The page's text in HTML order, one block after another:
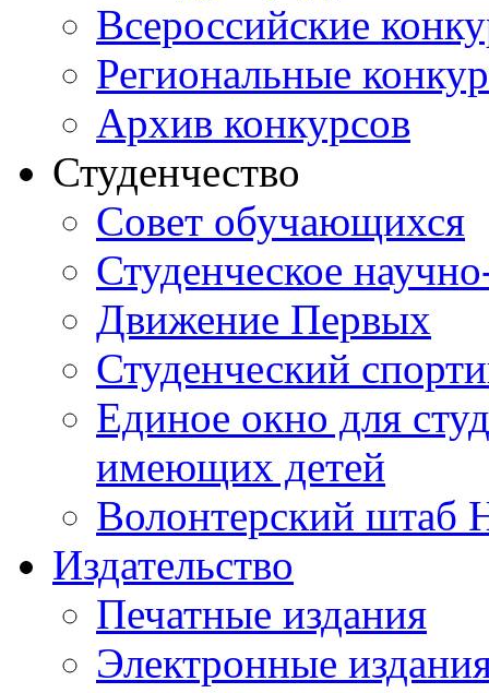
Всероссийские
Региональные
Архив конкурсов
Студенчество
Совет обучающихся
Студенческое
Движение Первых
Студенческий
Единое окно для
имеющих детей
Волонтерский штаб
Издательство
Печатные издания
Электронные